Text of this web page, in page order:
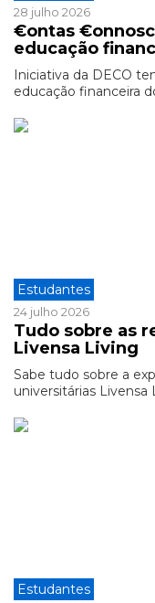
28 julho 2026
€ontas
educação
Iniciativa da DECO
educação financeira
Estudantes
24 julho 2026
Tudo sobre as
Livensa Living
Sabe tudo sobre a
universitárias Livensa
Estudantes